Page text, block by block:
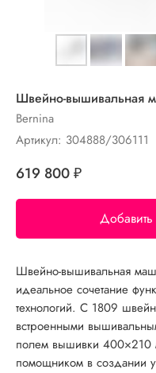
Швейно-вышивальная
Bernina
Артикул: 304888/306111
619 800₽
Швейно-вышивальная
идеальное сочетание
технологий. С 1809
встроенными
полем вышивки 400×210
помощником в создании